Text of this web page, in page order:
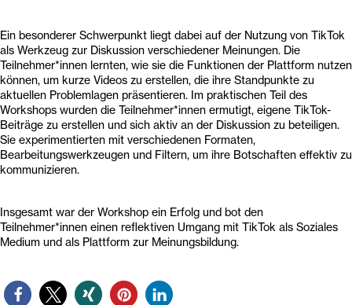
Ein besonderer Schwerpunkt liegt dabei auf der Nutzung von TikTok
als Werkzeug zur Diskussion verschiedener Meinungen. Die
Teilnehmer*innen lernten, wie sie die Funktionen der Plattform nutzen
können, um kurze Videos zu erstellen, die ihre Standpunkte zu
aktuellen Problemlagen präsentieren. Im praktischen Teil des
Workshops wurden die Teilnehmer*innen ermutigt, eigene TikTok-
Beiträge zu erstellen und sich aktiv an der Diskussion zu beteiligen.
Sie experimentierten mit verschiedenen Formaten,
Bearbeitungswerkzeugen und Filtern, um ihre Botschaften effektiv zu
kommunizieren.
Insgesamt war der Workshop ein Erfolg und bot den
Teilnehmer*innen einen reflektiven Umgang mit TikTok als Soziales
Medium und als Plattform zur Meinungsbildung.